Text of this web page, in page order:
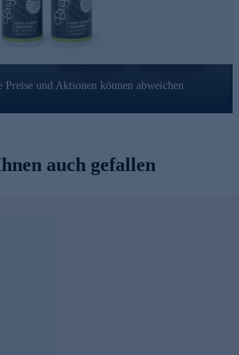
Preise und Aktionen können abweichen
auch gefallen